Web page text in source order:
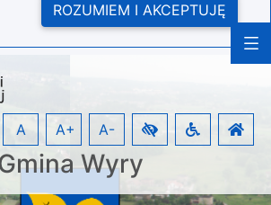
ROZUMIEM I AKCEPTUJĘ
Wyry
A A+ A-